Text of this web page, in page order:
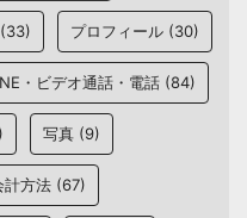
(33) プロフィール (30)
・ビデオ通話・電話 (84)
写真 (9)
計方法 (67)